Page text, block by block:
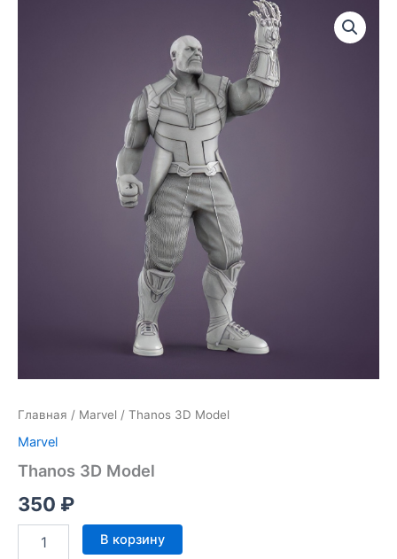
Главная / Marvel / Thanos 3D Model
Marvel
Thanos 3D Model
350 ₽
Количество
товара
В корзину